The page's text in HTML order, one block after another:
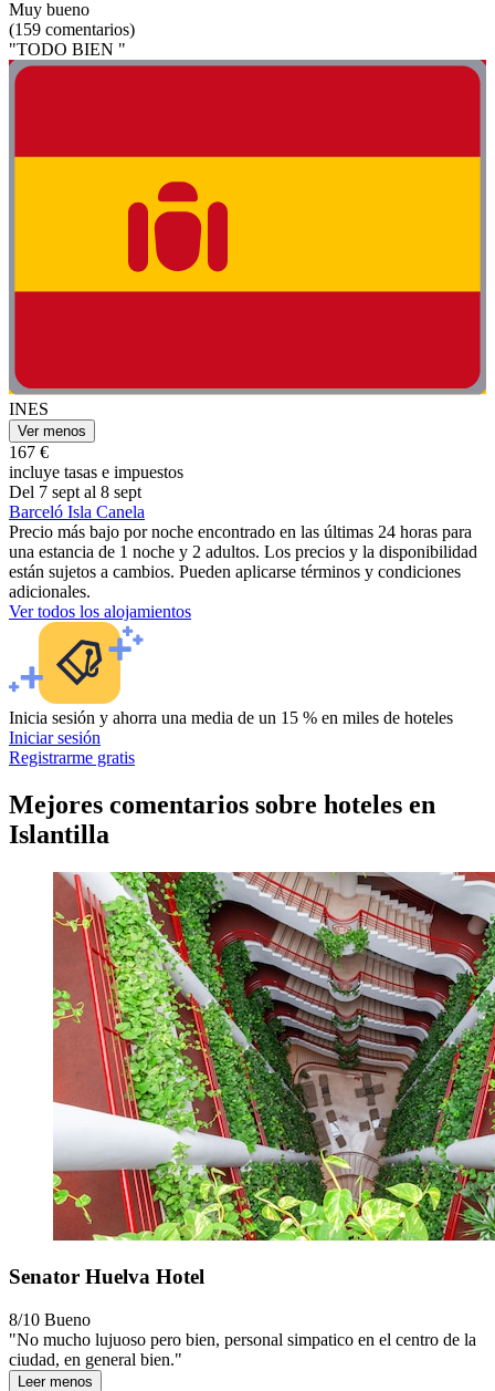
Muy bueno
(159 comentarios)
"TODO BIEN "
INES
Ver menos
167 €
incluye tasas e impuestos
Del 7 sept al 8 sept
Barceló Isla Canela
Precio más bajo por noche encontrado en las últimas 24 horas para
una estancia de 1 noche y 2 adultos. Los precios y la disponibilidad
están sujetos a cambios. Pueden aplicarse términos y condiciones
adicionales.
Ver todos los alojamientos
Inicia sesión y ahorra una media de un 15 % en miles de hoteles
Iniciar sesión
Registrarme gratis
Mejores comentarios sobre hoteles en
Islantilla
Senator Huelva Hotel
8/10 Bueno
"No mucho lujuoso pero bien, personal simpatico en el centro de la
ciudad, en general bien."
Leer menos